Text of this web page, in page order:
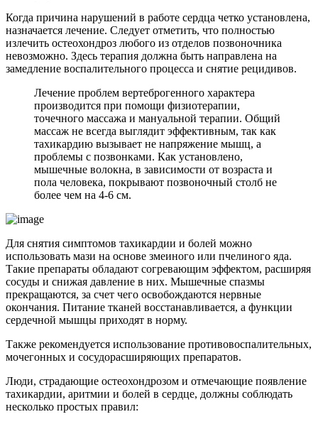
Когда причина нарушений в работе сердца четко установлена,
назначается лечение. Следует отметить, что полностью
излечить остеохондроз любого из отделов позвоночника
невозможно. Здесь терапия должна быть направлена на
замедление воспалительного процесса и снятие рецидивов.
Лечение проблем вертеброгенного характера
производится при помощи физиотерапии,
точечного массажа и мануальной терапии. Общий
массаж не всегда выглядит эффективным, так как
тахикардию вызывает не напряжение мышц, а
проблемы с позвонками. Как установлено,
мышечные волокна, в зависимости от возраста и
пола человека, покрывают позвоночный столб не
более чем на 4-6 см.
Для снятия симптомов тахикардии и болей можно
использовать мази на основе змеиного или пчелиного яда.
Такие препараты обладают согревающим эффектом, расширяя
сосуды и снижая давление в них. Мышечные спазмы
прекращаются, за счет чего освобождаются нервные
окончания. Питание тканей восстанавливается, а функции
сердечной мышцы приходят в норму.
Также рекомендуется использование противовоспалительных,
мочегонных и сосудорасширяющих препаратов.
Люди, страдающие остеохондрозом и отмечающие появление
тахикардии, аритмии и болей в сердце, должны соблюдать
несколько простых правил: